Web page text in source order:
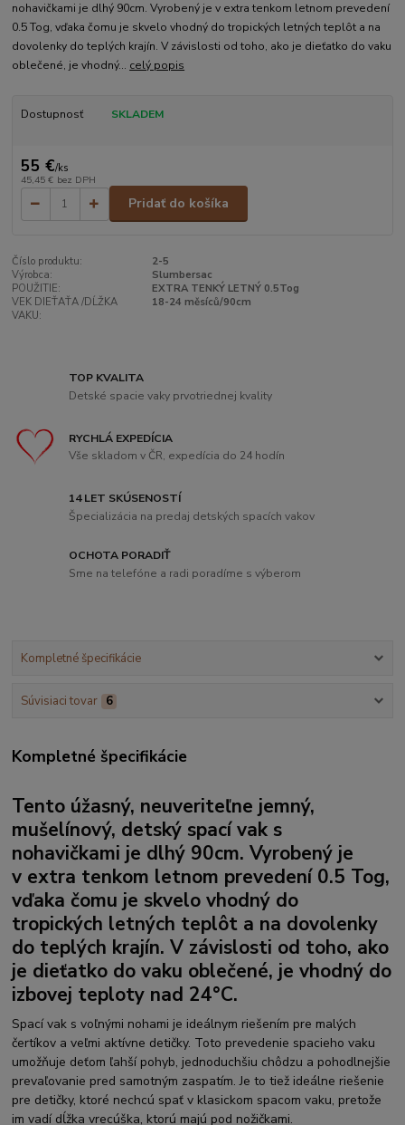
nohavičkami je dlhý 90cm. Vyrobený je v extra tenkom letnom prevedení
0.5 Tog, vďaka čomu je skvelo vhodný do tropických letných teplôt a na
dovolenky do teplých krajín. V závislosti od toho, ako je dieťatko do vaku
oblečené, je vhodný... celý popis
Dostupnosť SKLADEM
55 €/ks
45,45 € bez DPH
Pridať do košíka
Číslo produktu:
2-5
Výrobca:
Slumbersac
POUŽITIE:
EXTRA TENKÝ LETNÝ 0.5Tog
VEK DIEŤAŤA /DĹŽKA
VAKU:
18-24 měsíců/90cm
TOP KVALITA
Detské spacie vaky prvotriednej kvality
RYCHLÁ EXPEDÍCIA
Vše skladom v ČR, expedícia do 24 hodín
14 LET SKÚSENOSTÍ
Špecializácia na predaj detských spacích vakov
OCHOTA PORADIŤ
Sme na telefóne a radi poradíme s výberom
Kompletné špecifikácie
Súvisiaci tovar 6
Kompletné špecifikácie
Tento úžasný, neuveriteľne jemný,
mušelínový, detský spací vak s
nohavičkami je dlhý 90cm. Vyrobený je
v extra tenkom letnom prevedení 0.5 Tog,
vďaka čomu je skvelo vhodný do
tropických letných teplôt a na dovolenky
do teplých krajín. V závislosti od toho, ako
je dieťatko do vaku oblečené, je vhodný do
izbovej teploty nad 24°C.
Spací vak s voľnými nohami je ideálnym riešením pre malých
čertíkov a veľmi aktívne detičky. Toto prevedenie spacieho vaku
umožňuje deťom ľahší pohyb, jednoduchšiu chôdzu a pohodlnejšie
prevaľovanie pred samotným zaspatím. Je to tiež ideálne riešenie
pre detičky, ktoré nechcú spať v klasickom spacom vaku, pretože
im vadí dĺžka vrecúška, ktorú majú pod nožičkami.